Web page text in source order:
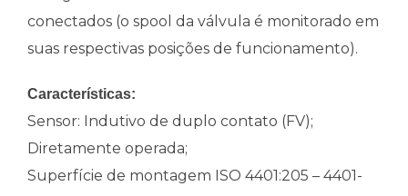
conectados (o spool da válvula é monitorado em
suas respectivas posições de funcionamento).
Características:
Sensor: Indutivo de duplo contato (FV);
Diretamente operada;
Superfície de montagem ISO 4401:205 – 4401-